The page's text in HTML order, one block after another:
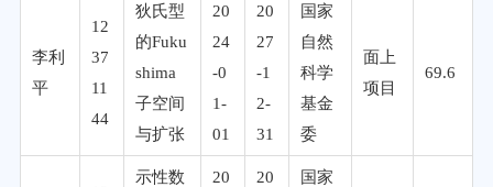
李利
平
12
37
11
44
狄氏型
的Fuku
shima
子空间
与扩张
20
24
-0
1-
01
20
27
-1
2-
31
国家
自然
科学
基金
委
面上
项目
69.6
示性数
20
20
国家